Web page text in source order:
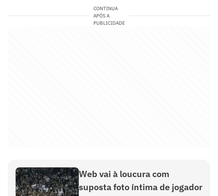
CONTINUA
APÓS A
PUBLICIDADE
Web vai à loucura com
suposta foto íntima de jogador